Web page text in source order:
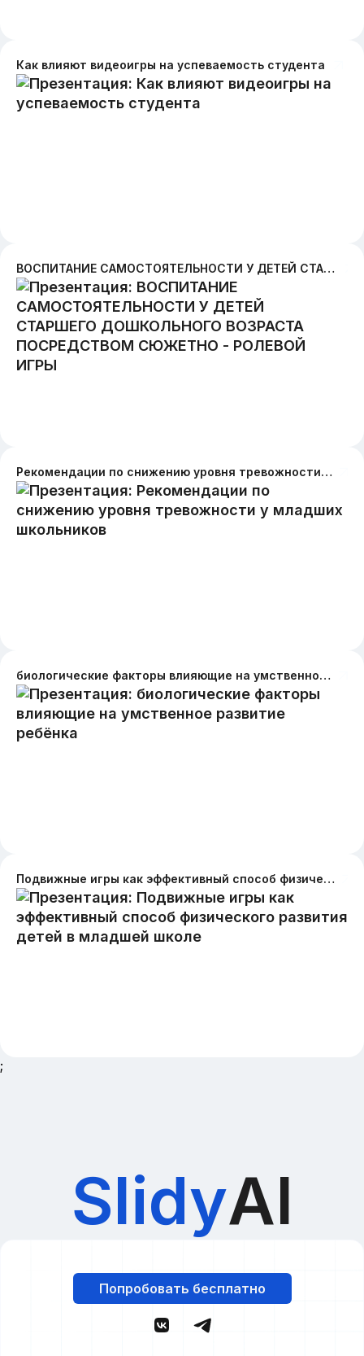
Как влияют видеоигры на успеваемость студента
ВОСПИТАНИЕ САМОСТОЯТЕЛЬНОСТИ У ДЕТЕЙ СТАРШЕГО ДОШКОЛЬНОГО ВОЗРАСТА ПОСРЕДСТВОМ СЮЖЕТНО - РОЛЕВОЙ ИГРЫ
Рекомендации по снижению уровня тревожности у младших школьников
биологические факторы влияющие на умственное развитие ребёнка
Подвижные игры как эффективный способ физического развития детей в младшей школе
;
SlidyAI
Попробовать бесплатно